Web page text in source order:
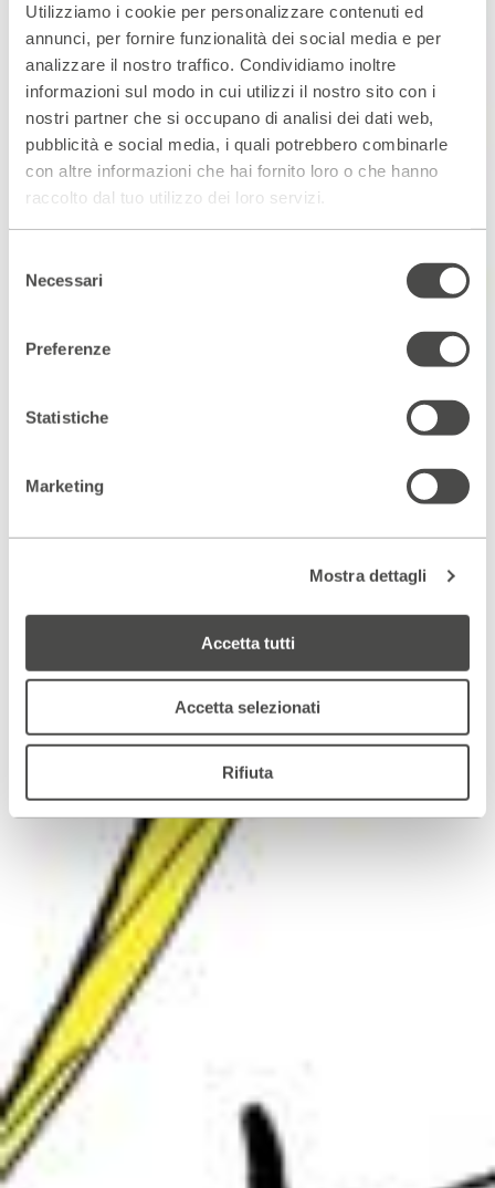
Utilizziamo i cookie per personalizzare contenuti ed
annunci, per fornire funzionalità dei social media e per
analizzare il nostro traffico. Condividiamo inoltre
informazioni sul modo in cui utilizzi il nostro sito con i
nostri partner che si occupano di analisi dei dati web,
pubblicità e social media, i quali potrebbero combinarle
con altre informazioni che hai fornito loro o che hanno
raccolto dal tuo utilizzo dei loro servizi.
delNecessari
Preferenze
Statistiche
Marketing
Mostra dettagli
Accetta tutti
Accetta selezionati
Rifiuta